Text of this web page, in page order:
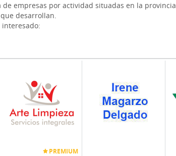
empresas por actividad situadas en la
desarrollan.
PREMIUM